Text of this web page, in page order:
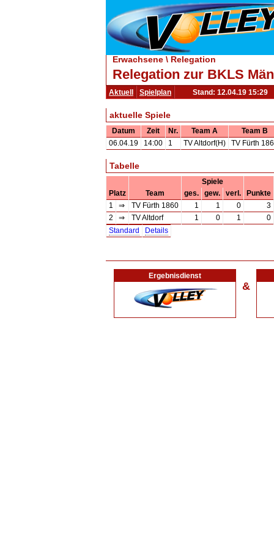
Erwachsene \ Relegation
Relegation zur BKLS
Aktuell Spielplan Stand: 12.04.19 15:29
aktuelle Spiele
Datum Zeit Nr. Team A
Team B
06.04.19
14:00 1 TV Altdorf(H) TV Fürth
Tabelle
Spiele
Platz
Team ges. gew. verl.
Punkte
1
⇒ TV Fürth 1860 1 1 0
3
2
⇒ TV Altdorf 1 0 1
0
Standard
Details
Ergebnisdienst
&